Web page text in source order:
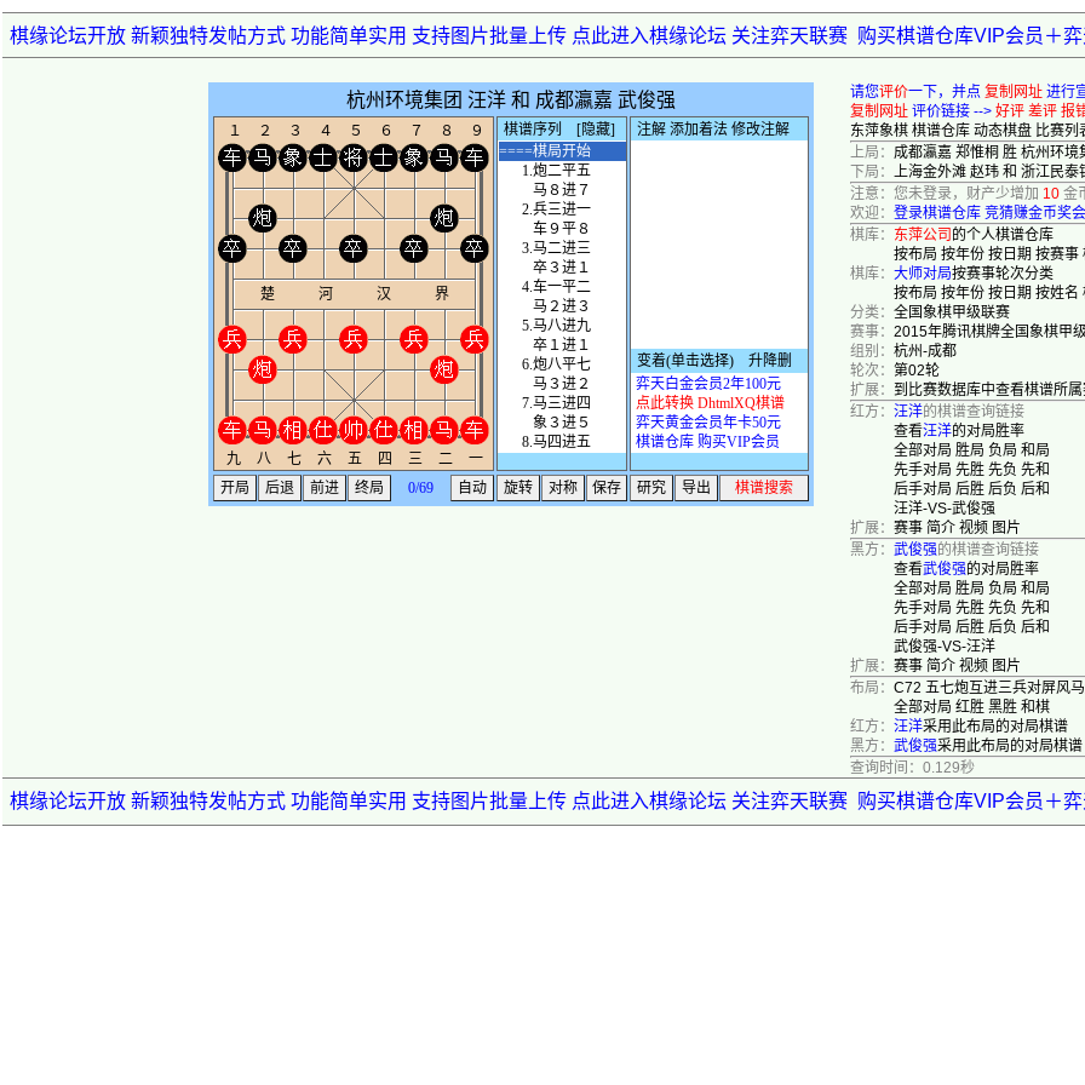
棋缘论坛开放 新颖独特发帖方式 功能简单实用 支持图片批量上传 点此进入棋缘论坛 关注弈天联赛 购买棋谱仓库VIP会员＋
请您评价一下，并点 复制网址 进行
复制网址 评价链接 --> 好评 差评 报
东萍象棋 棋谱仓库 动态棋盘 比赛列
上局： 成都瀛嘉 郑惟桐 胜 杭州环境
下局： 上海金外滩 赵玮 和 浙江民泰
注意：您未登录，财产少增加 10 金
欢迎： 登录棋谱仓库 竞猜赚金币奖
棋库： 东萍公司 的个人棋谱仓库
按布局 按年份 按日期 按赛事
棋库： 大师对局按赛事轮次分类
按布局 按年份 按日期 按姓名
分类： 全国象棋甲级联赛
赛事： 2015年腾讯棋牌全国象棋甲
组别： 杭州-成都
轮次： 第02轮
扩展： 到比赛数据库中查看棋谱所
红方： 汪洋的棋谱查询链接
查看汪洋的对局胜率
全部对局 胜局 负局 和局
先手对局 先胜 先负 先和
后手对局 后胜 后负 后和
汪洋-VS-武俊强
扩展： 赛事 简介 视频 图片
黑方： 武俊强 的棋谱查询链接
查看武俊强的对局胜率
全部对局 胜局 负局 和局
先手对局 先胜 先负 先和
后手对局 后胜 后负 后和
武俊强-VS-汪洋
扩展： 赛事 简介 视频 图片
布局： C72 五七炮互进三兵对屏风
全部对局 红胜 黑胜 和棋
红方： 汪洋采用此布局的对局棋谱
黑方： 武俊强采用此布局的对局棋谱
查询时间：0.129秒
棋缘论坛开放 新颖独特发帖方式 功能简单实用 支持图片批量上传 点此进入棋缘论坛 关注弈天联赛 购买棋谱仓库VIP会员＋